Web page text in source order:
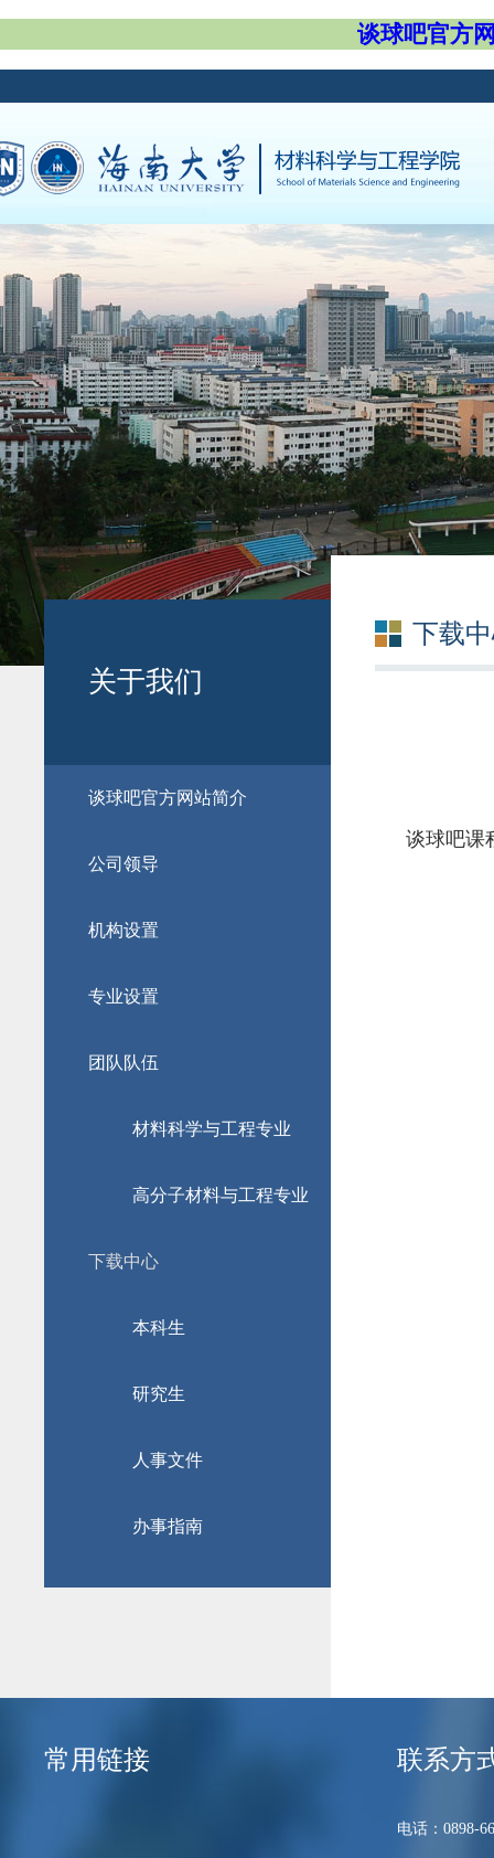
谈球吧官方
关于我们
​谈球吧官方网站简介
公司领导
机构设置
专业设置
团队队伍
材料科学与工程专业
高分子材料与工程专业
下载中心
本科生
研究生
人事文件
办事指南
下载
谈球吧课
常用链接 联系方
电话：0898-